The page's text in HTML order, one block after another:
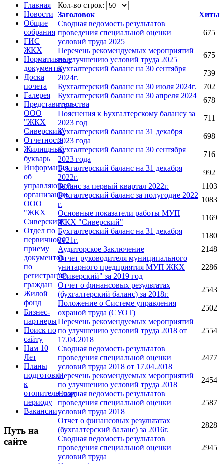
Кол-во строк:
Заголовок
Хиты
Сводная ведомость результатов
проведения специальной оценки
условий труда 2025
675
Перечень рекомендуемых мероприятий
по улучшению условий труда 2025
675
Бухгалтерский баланс на 30 сентября
2024г.
739
Бухгалтерский баланс на 30 июля 2024г.
702
Бухгалтерский баланс на 30 апреля 2024
года
678
Пояснения к Бухгалтерскому балансу за
2023 год
711
Бухгалтерский баланс на 31 декабря
2023 года
698
Бухгалтерский баланс на 30 сентября
2023 года
716
Бухгалтерский баланс на 31 декабря
2022г.
992
Баланс за первый квартал 2022г.
1103
Бухгалтерский баланс за полугодие 2022
г.
1083
Основные показатели работы МУП
ЖКХ "Сиверский"
1169
Бухгалтерский баланс на 31 декабря
2021г.
1180
Аудиторское Заключение
2148
Отчет руководителя муниципального
унитарного предприятия МУП ЖКХ
"Сиверский" за 2019 год
2286
Отчет о финансовых результатах
(бухгалтерский баланс) за 2018г.
2543
Положение о Системе управления
охраной труда (СУОТ)
2502
Перечень рекомендуемых мероприятий
по улучшению условий труда 2018 от
17.04.2018
2554
Сводная ведомость результатов
проведения специальной оценки
условий труда 2018 от 17.04.2018
2477
Перечень рекомендуемых мероприятий
по улучшению условий труда 2018
2454
Сводная ведомость результатов
проведения специальной оценки
условий труда 2018
2587
Отчет о финансовых результатах
(бухгалтерский баланс) за 2016г.
2828
Сводная ведомость результатов
проведения специальной оценки
условий труда
2945
Главная
Новости
Общие
собрания
ГИС
ЖКХ
Нормативные
документы
Доска
почета
Галерея
Представительства
ООО
"ЖКХ
Сиверский"
Отчетность
Жилищный
букварь
Информация
об
управляющей
организации
ООО
"ЖКХ
Сиверский"
Отдел по
первичному
приему
документов
по
регистрации
граждан
Жилой
фонд
Бизнес-
партнеры
Поиск по
сайту
Нам 10
Лет
Планы
подготовки
к
отопительному
периоду
Вакансии
Путь на
сайте